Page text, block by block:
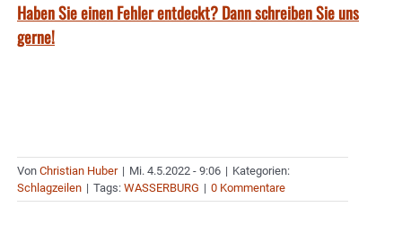
Haben Sie einen Fehler entdeckt? Dann schreiben Sie uns
gerne!
Von Christian Huber | Mi. 4.5.2022 - 9:06 | Kategorien:
Schlagzeilen | Tags: WASSERBURG | 0 Kommentare